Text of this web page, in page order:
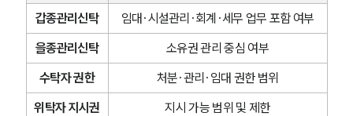
갑종관리신탁
임대·시설관리·회계·세무 업무 포함 여부
을종관리신탁
소유권 관리 중심 여부
수탁자 권한
처분·관리·임대 권한 범위
위탁자 지시권
지시 가능 범위 및 제한